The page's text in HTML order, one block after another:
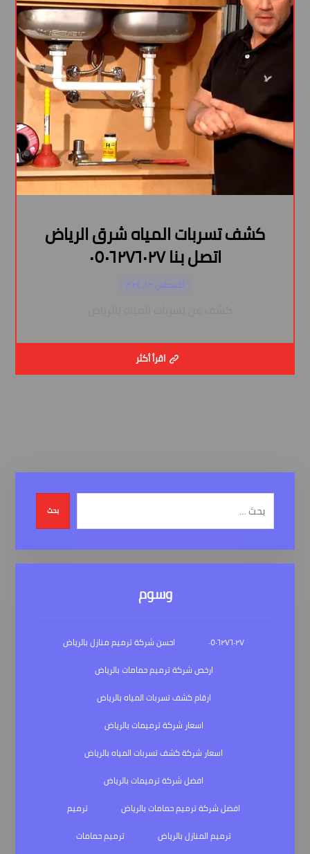
كشف تسربات المياه شرق الرياض
اتصل بنا ٠٥٠٦٢٧٦٠٢٧
أغسطس ١٣, ٢٠٢٤
اقرأ أكثر
بحث
وسوم
٠٥٠٦٢٧٦٠٢٧
احسن شركة ترميم منازل بالرياض
ارخص شركة ترميم حمامات بالرياض
ارقام كشف تسربات المياه بالرياض
اسعار شركة ترميمات بالرياض
اسعار شركة كشف تسربات المياه بالرياض
افضل شركة ترميمات بالرياض
افضل شركة ترميم حمامات بالرياض
ترميم
ترميم المنازل بالرياض
ترميم حمامات